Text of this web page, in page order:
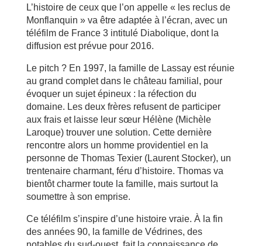
L’histoire de ceux que l’on appelle « les reclus de
Monflanquin » va être adaptée à l’écran, avec un
téléfilm de France 3 intitulé Diabolique, dont la
diffusion est prévue pour 2016.
Le pitch ? En 1997, la famille de Lassay est réunie
au grand complet dans le château familial, pour
évoquer un sujet épineux : la réfection du
domaine. Les deux frères refusent de participer
aux frais et laisse leur sœur Hélène (Michèle
Laroque) trouver une solution. Cette dernière
rencontre alors un homme providentiel en la
personne de Thomas Texier (Laurent Stocker), un
trentenaire charmant, féru d’histoire. Thomas va
bientôt charmer toute la famille, mais surtout la
soumettre à son emprise.
Ce téléfilm s’inspire d’une histoire vraie. À la fin
des années 90, la famille de Védrines, des